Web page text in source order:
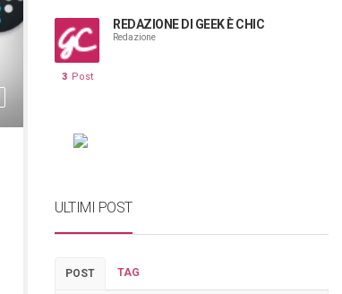
REDAZIONE DI GEEK È CHIC
Redazione
3 Post
ULTIMI POST
POST TAG